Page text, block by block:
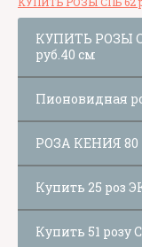
КУПИТЬ РОЗЫ
руб.40 см
Пионовидная
РОЗА КЕНИЯ 80
Купить 25 роз
Купить 51 розу